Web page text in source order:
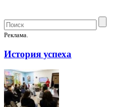
Реклама.
История успеха